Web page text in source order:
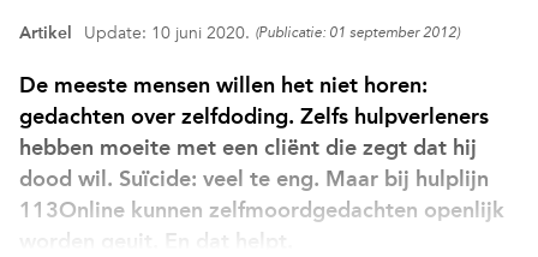
Artikel Update: 10 juni 2020. (Publicatie: 01 september 2012)
De meeste mensen willen het niet horen:
gedachten over zelfdoding. Zelfs hulp­verleners
hebben moeite met een cliënt die zegt dat hij
dood wil. Suïcide: veel te eng. Maar bij hulplijn
113Online ­kunnen zelfmoordgedachten openlijk
worden geuit. En dat helpt.